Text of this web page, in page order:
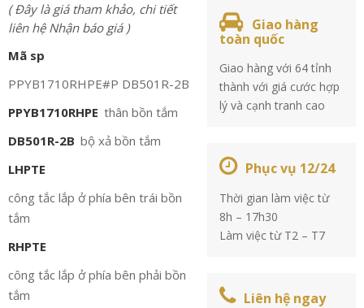
( Đây là giá tham khảo, chi tiết
liên hệ Nhận báo giá )
Mã sp
PPYB1710RHPE#P DB501R-2B
PPYB1710RHPE thân bồn tắm
DB501R-2B bộ xả bồn tắm
LHPTE
công tắc lắp ở phía bên trái bồn
tắm
RHPTE
công tắc lắp ở phía bên phải bồn
tắm
Giao hàng
toàn quốc
Giao hàng với 64 tỉnh
thành với giá cước hợp
lý và cạnh tranh cao
Phục vụ 12/24
Thời gian làm việc từ
8h – 17h30
Làm việc từ T2 – T7
Liên hệ ngay